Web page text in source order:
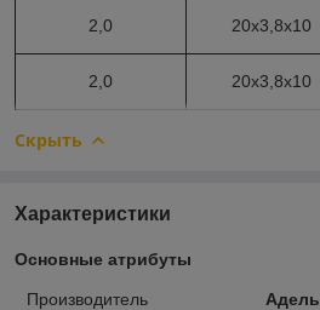
2,0 20х3,8х10
2,0 20х3,8х10
Скрыть
Характеристики
Основные атрибуты
Производитель
Адель